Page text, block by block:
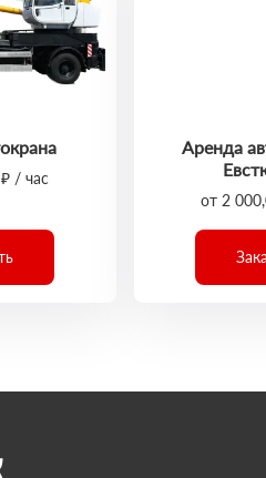
/ час
Аренда
от 2